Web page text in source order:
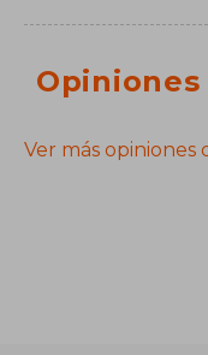
Ver más opiniones